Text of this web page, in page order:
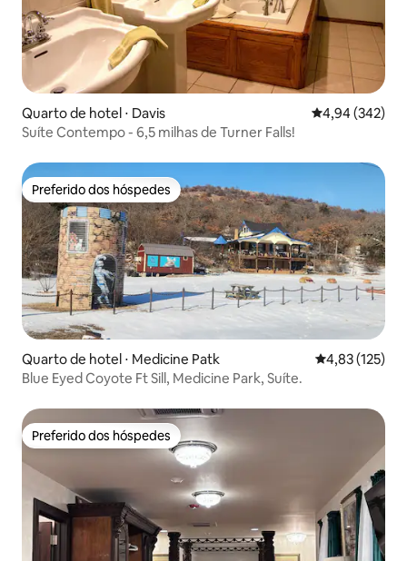
Quarto de hotel ⋅ Davis 4,94 de uma
4,94 (342)
Suíte Contempo - 6,5 milhas de Turner Falls!
Preferido dos hóspedes
Preferido dos hóspedes
Quarto de hotel ⋅ Medicine Patk 4,83 de uma
4,83 (125)
Blue Eyed Coyote Ft Sill, Medicine Park, Suíte.
Preferido dos hóspedes
Preferido dos hóspedes